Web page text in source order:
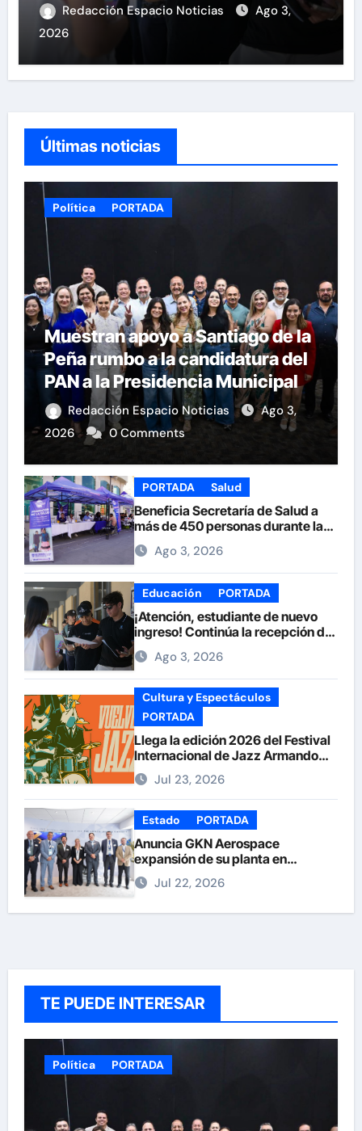
Redacción Espacio Noticias
Ago 3,
2026
Últimas noticias
Política PORTADA
Muestran apoyo a Santiago de la
Peña rumbo a la candidatura del
PAN a la Presidencia Municipal
Redacción Espacio Noticias
Ago 3,
2026
0 Comments
PORTADA Salud
Beneficia Secretaría de Salud a
más de 450 personas durante la
Feria de la Salud en la Plaza de
ArmasAgo 3, 2026
Educación PORTADA
¡Atención, estudiante de nuevo
ingreso! Continúa la recepción de
documentos en la UACH.
Ago 3, 2026
Cultura y Espectáculos
PORTADA
Llega la edición 2026 del Festival
Internacional de Jazz Armando
Nuñez
Jul 23, 2026
Estado PORTADA
Anuncia GKN Aerospace
expansión de su planta en
Chihuahua
Jul 22, 2026
TE PUEDE INTERESAR
Política PORTADA